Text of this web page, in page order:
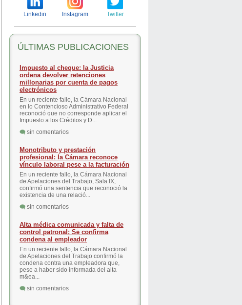
Linkedin Instagram Twitter
ÚLTIMAS PUBLICACIONES
Impuesto al cheque: la Justicia
ordena devolver retenciones
millonarias por cuenta de pagos
electrónicos
En un reciente fallo, la Cámara Nacional
en lo Contencioso Administrativo Federal
reconoció que no corresponde aplicar el
Impuesto a los Créditos y D...
sin comentarios
Monotributo y prestación
profesional: la Cámara reconoce
vínculo laboral pese a la facturación
En un reciente fallo, la Cámara Nacional
de Apelaciones del Trabajo, Sala IX,
confirmó una sentencia que reconoció la
existencia de una relació...
sin comentarios
Alta médica comunicada y falta de
control patronal: Se confirma
condena al empleador
En un reciente fallo, la Cámara Nacional
de Apelaciones del Trabajo confirmó la
condena contra una empleadora que,
pese a haber sido informada del alta
m&ea...
sin comentarios